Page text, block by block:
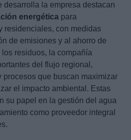
desarrolla la empresa destacan
energética para
residenciales, con medidas
de emisiones y al ahorro de
residuos, la compañía
del flujo regional,
procesos que buscan maximizar
el impacto ambiental. Estas
su papel en la gestión del agua
como proveedor integral